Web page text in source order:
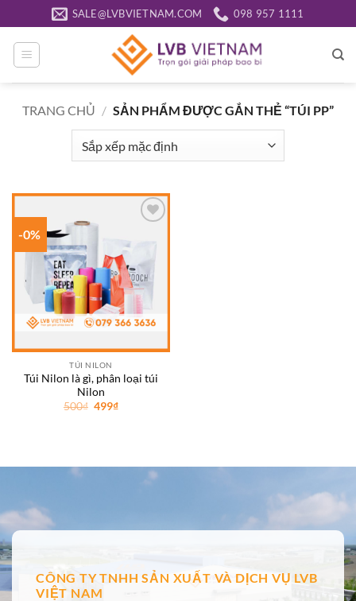
qua
nội
dung
SALE@LVBVIETNAM.COM 098 957 1111
TRANG CHỦ / SẢN PHẨM ĐƯỢC GẮN THẺ “TÚI PP”
-0%
wishlist
TÚI NILON
Túi Nilon là gì, phân loại túi
Nilon
500₫ Giá
499₫Giá
CÔNG TY TNHH SẢN XUẤT VÀ DỊCH VỤ LVB
VIỆT NAM